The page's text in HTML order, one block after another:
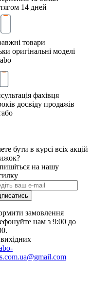
14 дней
товари
оригінальні моделі
фахівця
досвіду продажів
бути в курсі всіх акцій
на нашу
замовлення
нам з 9:00 до